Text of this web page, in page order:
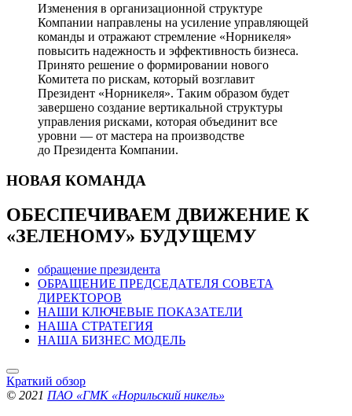
Изменения в организационной структуре
Компании направлены на усиление управляющей
команды и отражают стремление «Норникеля»
повысить надежность и эффективность бизнеса.
Принято решение о формировании нового
Комитета по рискам, который возглавит
Президент «Норникеля». Таким образом будет
завершено создание вертикальной структуры
управления рисками, которая объединит все
уровни — от мастера на производстве
до Президента Компании.
НОВАЯ КОМАНДА
ОБЕСПЕЧИВАЕМ ДВИЖЕНИЕ К
«ЗЕЛЕНОМУ» БУДУЩЕМУ
обращение президента
ОБРАЩЕНИЕ ПРЕДСЕДАТЕЛЯ СОВЕТА
ДИРЕКТОРОВ
НАШИ КЛЮЧЕВЫЕ ПОКАЗАТЕЛИ
НАША СТРАТЕГИЯ
НАША БИЗНЕС МОДЕЛЬ
Краткий обзор
© 2021 ПАО «ГМК «Норильский никель»